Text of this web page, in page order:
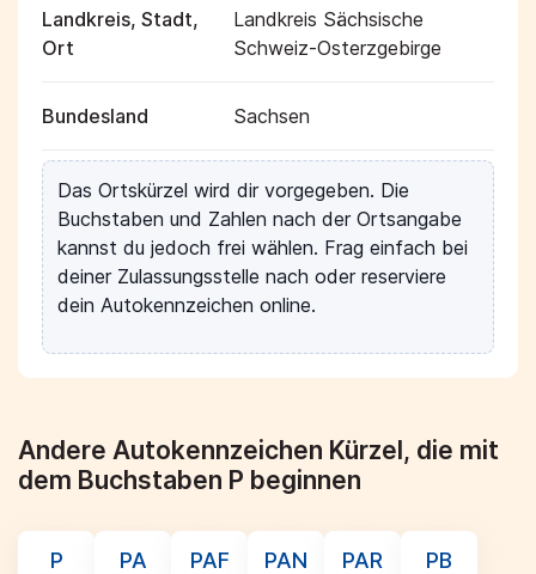
Landkreis, Stadt,
Ort
Landkreis Sächsische
Schweiz-Osterzgebirge
Bundesland Sachsen
Das Ortskürzel wird dir vorgegeben. Die
Buchstaben und Zahlen nach der Ortsangabe
kannst du jedoch frei wählen. Frag einfach bei
deiner Zulassungsstelle nach oder reserviere
dein Autokennzeichen online.
Andere Autokennzeichen Kürzel, die mit
dem Buchstaben P beginnen
P PA PAF PAN PAR PB